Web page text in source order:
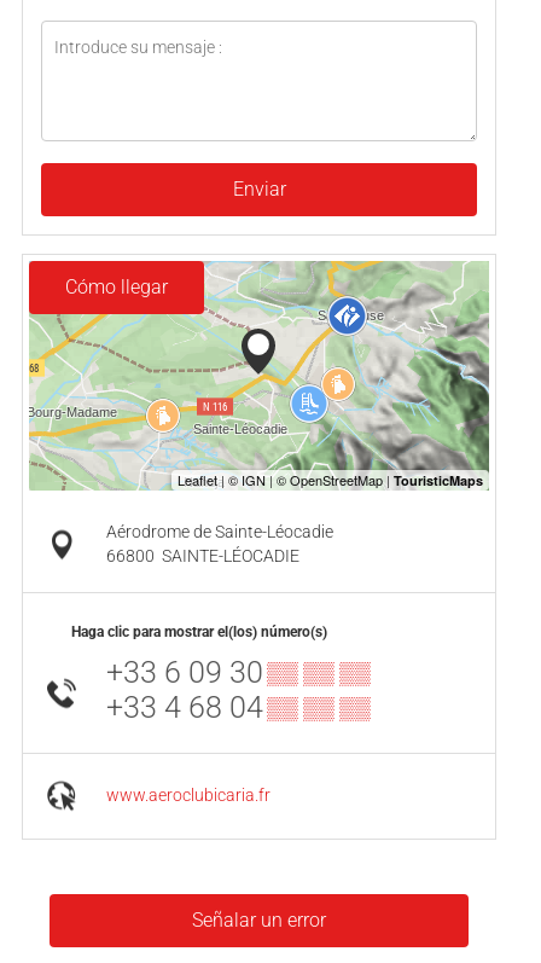
Enviar
Cómo llegar
Aérodrome de Sainte-Léocadie
66800 SAINTE-LÉOCADIE
Haga clic para mostrar el(los) número(s)
+33 6 09 30▒▒ ▒▒ ▒▒
+33 4 68 04▒▒ ▒▒ ▒▒
www.aeroclubicaria.fr
Señalar un error